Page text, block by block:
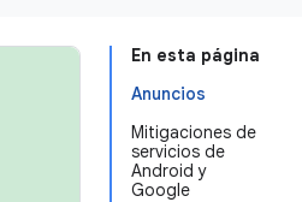
En esta página
Anuncios
Mitigaciones de
servicios de
Android y
Google